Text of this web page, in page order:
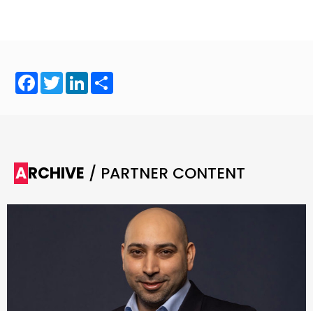
Facebook
TwitterLinkedIn
ARCHIVE / PARTNER CONTENT